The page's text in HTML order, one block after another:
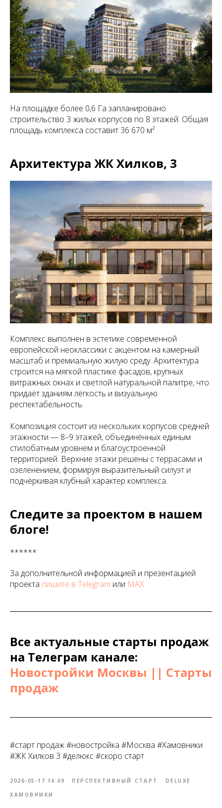
На площадке более 0,6 Га запланировано
строительство 3 жилых корпусов по 8 этажей. Общая
площадь комплекса составит 36 670 м²
Архитектура ЖК Хилков, 3
Комплекс выполнен в эстетике современной
европейской неоклассики с акцентом на камерный
масштаб и премиальную жилую среду. Архитектура
строится на мягкой пластике фасадов, крупных
витражных окнах и светлой натуральной палитре, что
придаёт зданиям лёгкость и визуальную
респектабельность.
Композиция состоит из нескольких корпусов средней
этажности — 8–9 этажей, объединённых единым
стилобатным уровнем и благоустроенной
территорией. Верхние этажи решены с террасами и
озеленением, формируя выразительный силуэт и
подчёркивая клубный характер комплекса.
Следите за проектом в нашем
блоге!
******
За дополнительной информацией и презентацией
проекта пишите в Telegram или МАХ
Все актуальные старты продаж
на Телеграм канале:
Новостройки Москвы || Старты
продаж
#старт продаж #новостройка #Москва #Хамовники
#ЖК Хилков 3 #делюкс #скоро старт
2026-05-17 14:49 ПЕРСПЕКТИВНЫЙ СТАРТ
DELUXE
ХАМОВНИКИ